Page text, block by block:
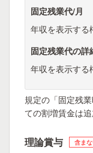
固定残業代/月
年収を表示する
固定残業代の詳
年収を表示する
規定の「固定残
ての割増賃金は
理論賞与 含ま